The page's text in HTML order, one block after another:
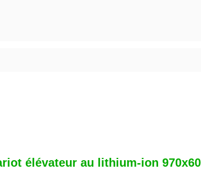
élévateur au lithium-ion